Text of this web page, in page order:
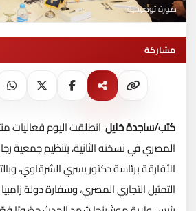
صورة توضيحية
مشاركة
كتب/ساجدة خليل انطلقت اليوم فعاليات
المصري في نسخته الثانية، بتنظيم جمعية
الأفارقة برئاسة دكتور يسري الشرقاوي،
التمثيل التجاري المصري، وسفارة دولة